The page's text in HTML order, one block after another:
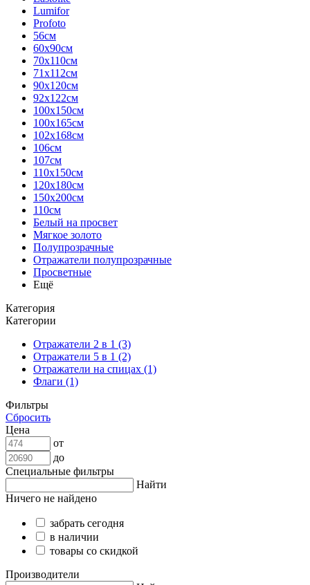
Lumifor
Profoto
56см
60х90см
70х110см
71х112см
90х120см
92х122см
100х150см
100х165см
102х168см
106см
107см
110х150см
120х180см
150х200см
110см
Белый на просвет
Мягкое золото
Полупрозрачные
Отражатели полупрозрачные
Просветные
Ещё
Категория
Категории
Отражатели 2 в 1 (3)
Отражатели 5 в 1 (2)
Отражатели на спицах (1)
Флаги (1)
Фильтры
Сбросить
Цена
от
до
Специальные фильтры
Найти
Ничего не найдено
забрать сегодня
в наличии
товары со скидкой
Производители